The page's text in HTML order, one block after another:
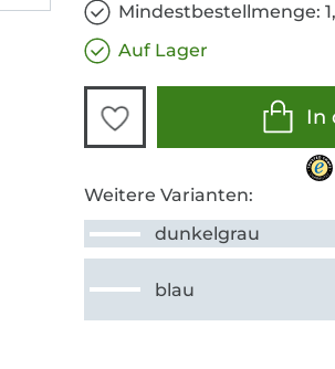
Mindestbestellmenge:
Auf Lager
In
Weitere Varianten:
dunkelgrau
blau